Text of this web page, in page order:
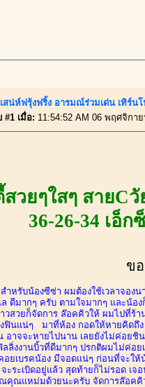
สน่ห์ฟรุ้งฟริ้ง อารมณ์ร่วมเด่น เทิร์
#1 เมื่อ: 11:54:52 AM 06 พฤศจิกา
วยๆใสๆ สายC
36-26-34 เอ็
ข
สำหรับน้องซีซ่า ผมต้องใช้เวลาจองน
ดีมากๆ ครับ ตามใจมากๆ และน้อ
วสวยก็จัดการ ล๊อคคิวให้ ผมไปที่ร้า
ฟินแน่ๆ มาที่ห้อง กอดให้หายคิดถึง
อาจจะหายไปนาน เลยยังไม่ค่อย
ลิ่งงานบิ้วที่ดีมากๆ ปรกติผมไม่ค่อ
อยเบรคน้อง มีจอดแน่ๆ ก่อนที่จะให้
จะระเบิดอยู่แล้ว สุดท้ายก็ไม่รอด เ
คุณแหม่มด้วยนะครับ จัดการล๊อคคิ